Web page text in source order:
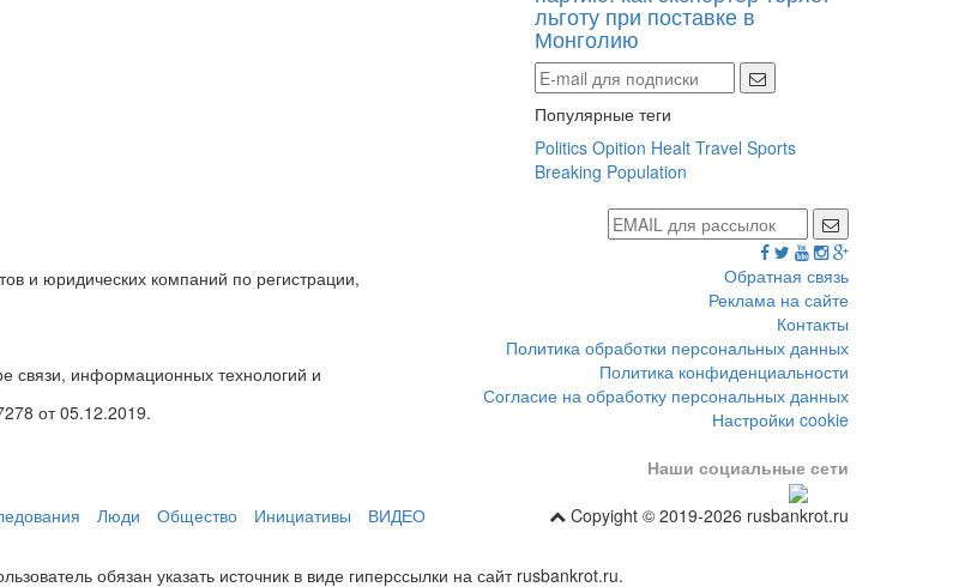
льготу при поставке в
Монголию
Популярные теги
Politics Opition Healt Travel Sports
Breaking Population
и юридических компаний по регистрации,
связи, информационных технологий и
от 05.12.2019.
Обратная связь
Реклама на сайте
Контакты
Политика обработки персональных данных
Политика конфиденциальности
Согласие на обработку персональных данных
Настройки cookie
Наши социальные сети
Люди Общество Инициативы ВИДЕО
Copyight © 2019-2026 rusbankrot.ru
обязан указать источник в виде гиперссылки на сайт rusbankrot.ru.